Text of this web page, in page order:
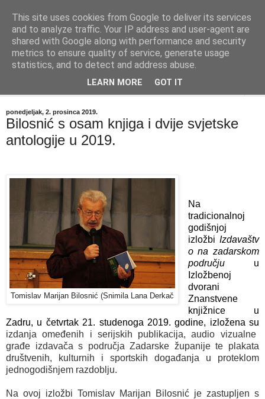
"Kvaka"
Časopis za književnost ISSN 2459-5632
ponedjeljak, 2. prosinca 2019.
Bilosnić s osam knjiga i dvije svjetske
antologije u 2019.
Tomislav Marijan Bilosnić (Snimila Lana Derkač
Na
tradicionalnoj
godišnjoj
izložbi Izdavaštv
o na zadarskom
području
u
Izložbenoj
dvorani
Znanstvene
knjižnice u
Zadru, u četvrtak 21. studenoga 2019. godine, izložena su
izdanja omeđenih i serijskih publikacija, audio vizualne
građe izdavača s područja Zadarske županije te plakata
društvenih, kulturnih i sportskih događanja u proteklom
jednogodišnjem razdoblju.
Na ovoj izložbi Tomislav Marijan Bilosnić je zastupljen s
This site uses cookies from Google to deliver its services
and to analyze traffic. Your IP address and user-agent are
shared with Google along with performance and security
metrics to ensure quality of service, generate usage
statistics, and to detect and address abuse.
LEARN MORE GOT IT